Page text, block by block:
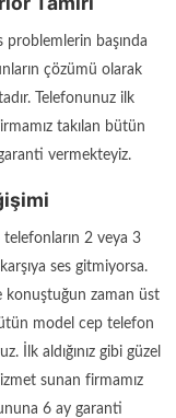
problemlerin başında
çözümü olarak
Telefonunuz ilk
takılan bütün
vermekteyiz.
2 veya 3
ses gitmiyorsa.
konuştuğun zaman üst
model cep telefon
İlk aldığınız gibi güzel
sunan firmamız
6 ay garanti